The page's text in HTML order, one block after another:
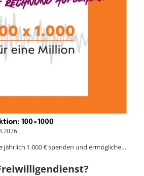
100×1000
jährlich 1.000 € spenden und ermögliche…